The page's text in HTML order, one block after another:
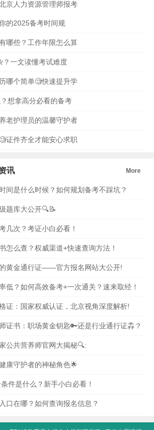
京人力资源管理师报考
的2025备考时间规
哪些？工作年限怎么算
？一文读懂考试难度
哪个简单🧐快速提升学
想拿高分必看的备考
老护理员的温馨守护者
证件齐全才能安心求职
讯 More
间是什么时候？如何规划备考不踩坑？
题库大公开🔍📝
几次？考证小白必看！
怎么查？权威渠道+快速查询方法！
黄金通行证——官方报名网站大公开!
低？如何高效备考+一次通关？速来取经！
证：国家权威认证，北京视角深度解析!
证书：职场黄金钥匙🔑还是行业通行证掱？
公共营养师官网大揭秘🔍:
康守护者的神秘角色🌟
件是什么？新手小白必看！
口在哪？如何查询报名信息？